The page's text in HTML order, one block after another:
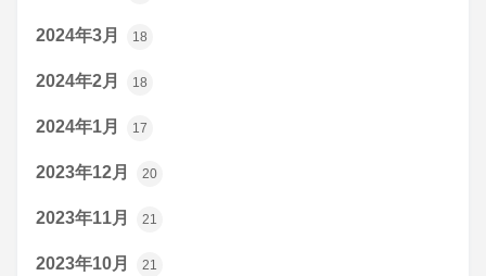
2024年3月 18
2024年2月 18
2024年1月 17
2023年12月 20
2023年11月 21
2023年10月 21